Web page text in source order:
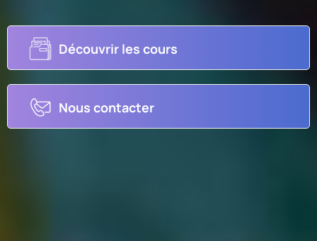
Découvrir les cours
Nous contacter